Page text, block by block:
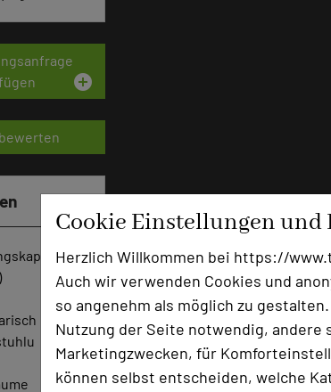
Cookie Einstellungen und
Herzlich Willkommen bei https://
Auch wir verwenden Cookies und
so angenehm als möglich zu
Nutzung der Seite notwendig,
Marketingzwecken, für
können selbst entscheiden, welche
add_circle
4